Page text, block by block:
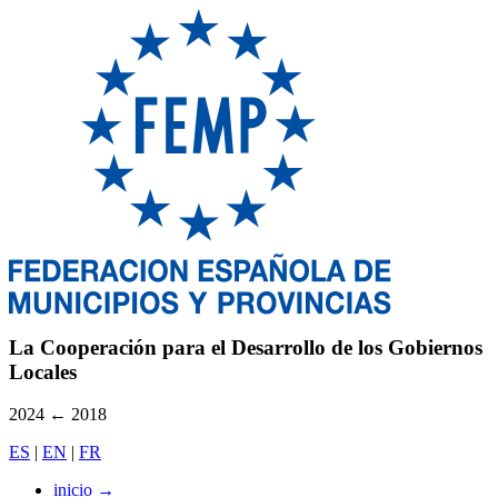
La Cooperación para el Desarrollo de los Gobiernos
Locales
2024 ← 2018
ES | EN | FR
inicio →